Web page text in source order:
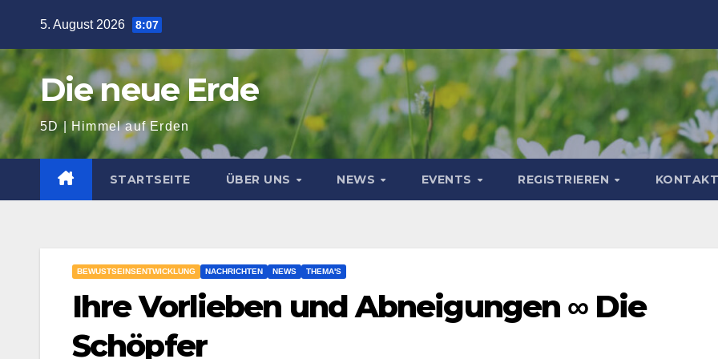
springen
5. August 2026 8:07
Die neue Erde
5D | Himmel auf Erden
STARTSEITE ÜBER UNS NEWS EVENTS REGISTRIEREN
BEWUSTSEINSENTWICKLUNG NACHRICHTEN NEWS THEMA'S
Ihre Vorlieben und Abneigungen ∞ Die
Schöpfer